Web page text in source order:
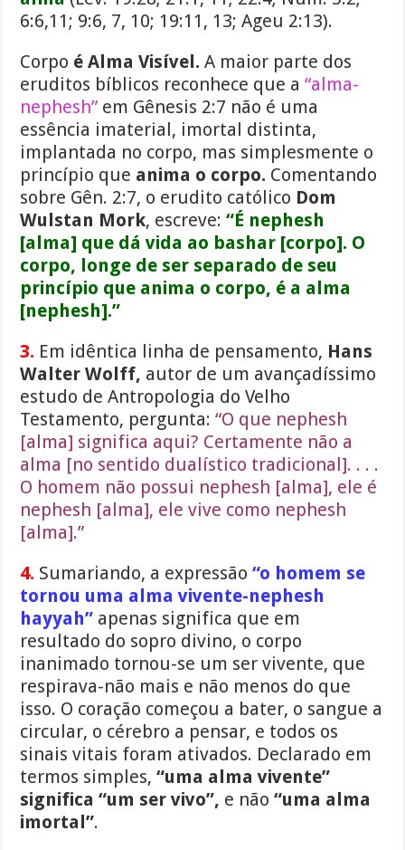
6:6,11; 9:6, 7, 10; 19:11, 13; Ageu 2:13).
Corpo é Alma Visível. A maior parte dos
eruditos bíblicos reconhece que a “alma-
nephesh” em Gênesis 2:7 não é uma
essência imaterial, imortal distinta,
implantada no corpo, mas simplesmente o
princípio que anima o corpo. Comentando
sobre Gên. 2:7, o erudito católico Dom
Wulstan Mork, escreve: “É nephesh
[alma] que dá vida ao bashar [corpo]. O
corpo, longe de ser separado de seu
princípio que anima o corpo, é a alma
[nephesh].”
3. Em idêntica linha de pensamento, Hans
Walter Wolff, autor de um avançadíssimo
estudo de Antropologia do Velho
Testamento, pergunta: “O que nephesh
[alma] significa aqui? Certamente não a
alma [no sentido dualístico tradicional]. . . .
O homem não possui nephesh [alma], ele é
nephesh [alma], ele vive como nephesh
[alma].”
4. Sumariando, a expressão“o homem se
tornou uma alma vivente-nephesh
hayyah” apenas significa que em
resultado do sopro divino, o corpo
inanimado tornou-se um ser vivente, que
respirava-não mais e não menos do que
isso. O coração começou a bater, o sangue a
circular, o cérebro a pensar, e todos os
sinais vitais foram ativados. Declarado em
termos simples, “uma alma vivente”
significa “um ser vivo”, e não “uma alma
imortal”.